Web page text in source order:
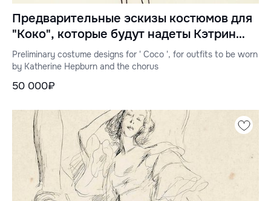
Предварительные эскизы костюмов для
"Коко", которые будут надеты Кэтрин
Хепберн и хором
Preliminary costume designs for ' Coco ', for outfits to be worn
by Katherine Hepburn and the chorus
50 000₽